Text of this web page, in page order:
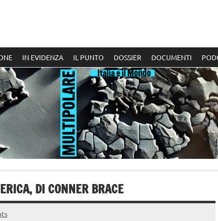
IN EVIDENZA IL PUNTO DOSSIER DOCUMENTI
DI CONNER BRACE